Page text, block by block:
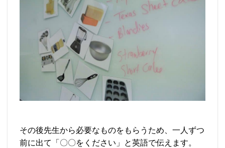
その後先生から必要なものをもらうため、一人ずつ
前に出て「〇〇をください」と英語で伝えます。